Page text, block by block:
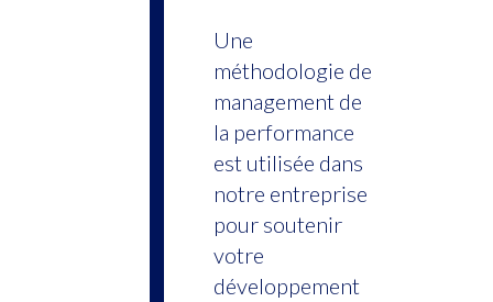
Une
méthodologie de
management de
la performance
est utilisée dans
notre entreprise
pour soutenir
votre
développement